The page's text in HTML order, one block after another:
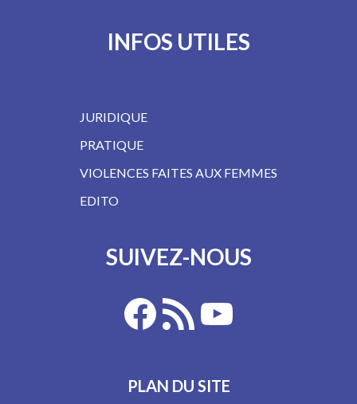
INFOS UTILES
JURIDIQUE
PRATIQUE
VIOLENCES FAITES AUX FEMMES
EDITO
SUIVEZ-NOUS
PLAN DU SITE